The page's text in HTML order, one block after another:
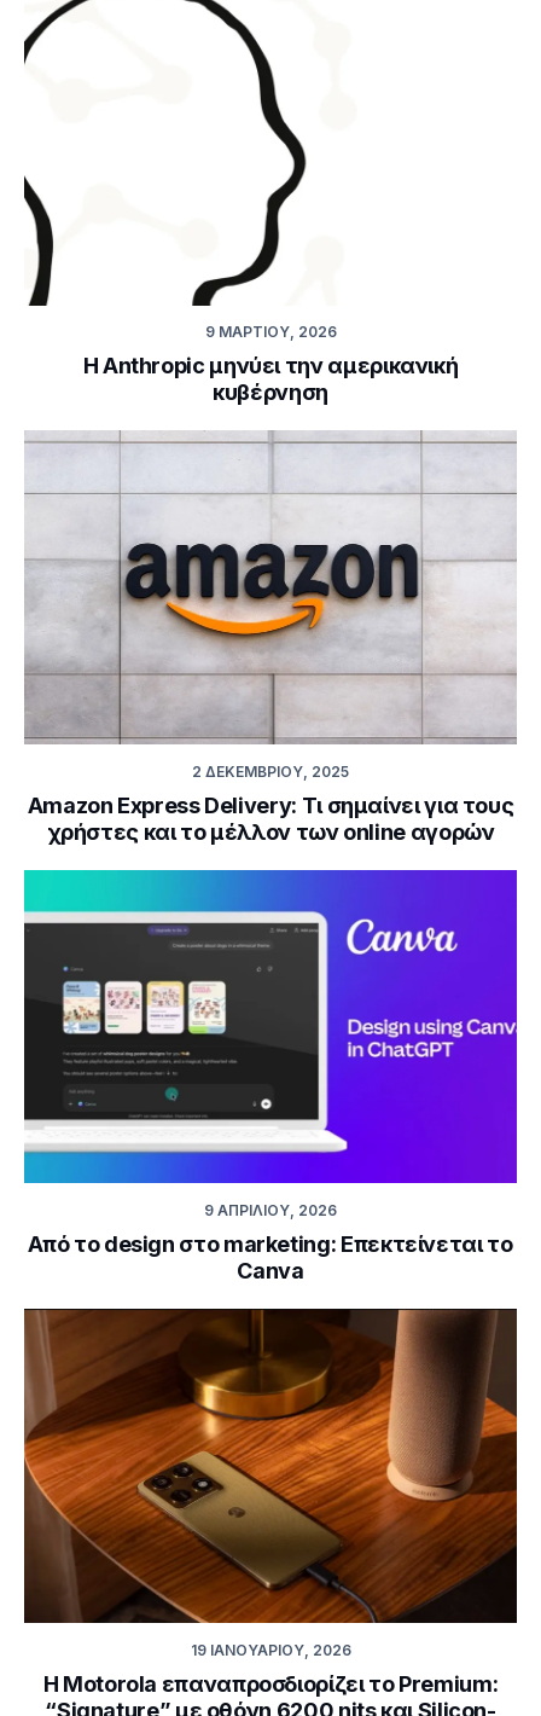
9 ΜΑΡΤΊΟΥ, 2026
Η Anthropic μηνύει την αμερικανική
κυβέρνηση
2 ΔΕΚΕΜΒΡΊΟΥ, 2025
Amazon Express Delivery: Τι σημαίνει για τους
χρήστες και το μέλλον των online αγορών
9 ΑΠΡΙΛΊΟΥ, 2026
Από το design στο marketing: Επεκτείνεται το
Canva
19 ΙΑΝΟΥΑΡΊΟΥ, 2026
Η Motorola επαναπροσδιορίζει το Premium:
“Signature” με οθόνη 6200 nits και Silicon-